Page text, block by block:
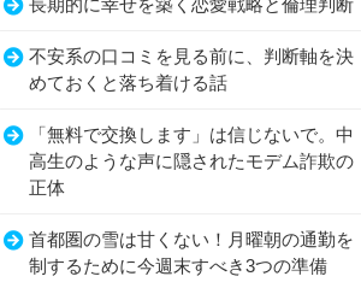
長期的に幸せを築く恋愛戦略と倫理判断
不安系の口コミを見る前に、判断軸を決
めておくと落ち着ける話
「無料で交換します」は信じないで。中
高生のような声に隠されたモデム詐欺の
正体
首都圏の雪は甘くない！月曜朝の通勤を
制するために今週末すべき3つの準備